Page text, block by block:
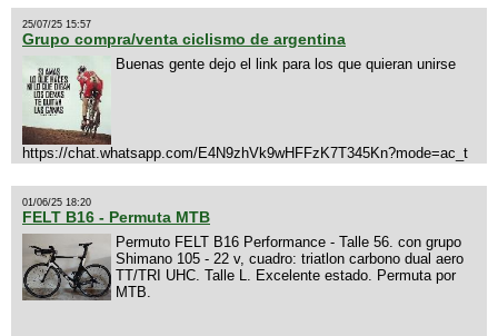
25/07/25 15:57
Grupo compra/venta ciclismo de argentina
Buenas gente dejo el link para los que quieran unirse
https://chat.whatsapp.com/E4N9zhVk9wHFFzK7T345Kn?mode=ac_t
01/06/25 18:20
FELT B16 - Permuta MTB
Permuto FELT B16 Performance - Talle 56. con grupo
Shimano 105 - 22 v, cuadro: triatlon carbono dual aero
TT/TRI UHC. Talle L. Excelente estado. Permuta por
MTB.